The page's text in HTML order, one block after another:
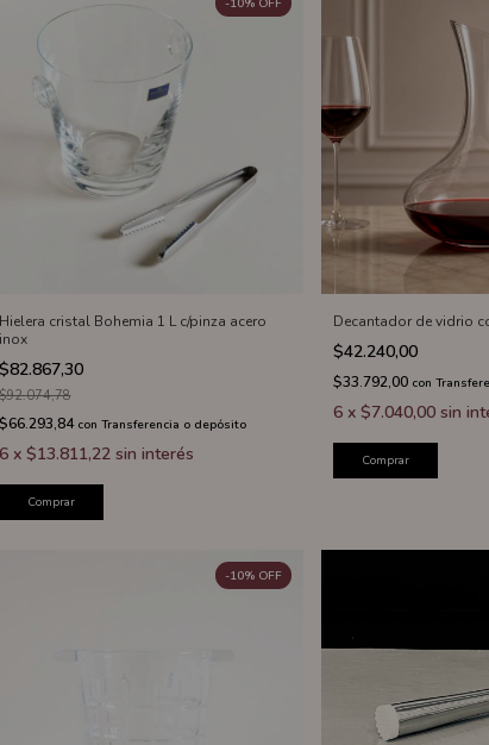
Hielera cristal Bohemia 1 L c/pinza acero
inox
$82.867,30
-10% OFF
$66.293,84 con Transferencia o depósito
6 x $13.811,22 sin interés
Comprar
Decantador de vidrio
$42.240,00
$33.792,00 con
6 x $7.040,00 sin
Comprar
-10% OFF